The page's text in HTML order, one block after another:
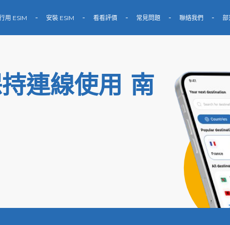
用 ESIM 安裝 ESIM 看看評價 常見問題 聯絡我們 部
連線使用 南